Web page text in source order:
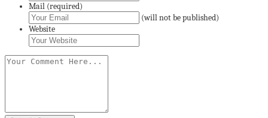
Mail (required)
(will not be published)
Website